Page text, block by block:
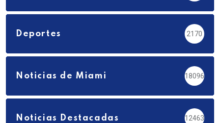
Deportes 2170
Noticias de Miami 18096
Noticias Destacadas 12463